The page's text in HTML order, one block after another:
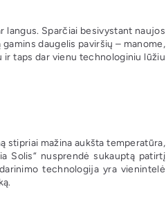
langus. Sparčiai besivystant naujos
daugelis paviršių – manome,
ir taps dar vienu technologiniu lūžiu
stipriai mažina aukšta temperatūra,
Solis“ nusprendė sukauptą patirtį
technologija yra vienintelė